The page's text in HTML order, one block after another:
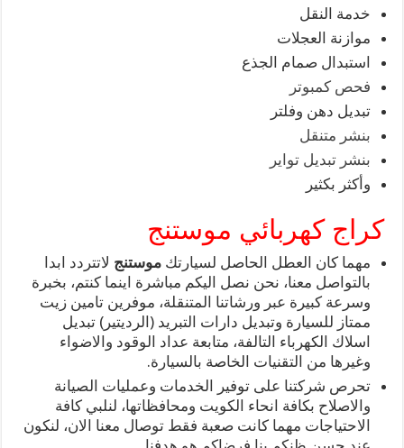
خدمة النقل
موازنة العجلات
استبدال صمام الجذع
فحص كمبوتر
تبديل دهن وفلتر
بنشر متنقل
بنشر تبديل تواير
وأكثر بكثير
كراج كهربائي موستنج
مهما كان العطل الحاصل لسيارتك موستنج لاتتردد ابدا
بالتواصل معنا، نحن نصل اليكم مباشرة اينما كنتم، بخبرة
وسرعة كبيرة عبر ورشاتنا المتنقلة، موفرين تامين زيت
ممتاز للسيارة وتبديل دارات التبريد (الرديتير) تبديل
اسلاك الكهرباء التالفة، متابعة عداد الوقود والاضواء
وغيرها من التقنيات الخاصة بالسيارة.
تحرص شركتنا على توفير الخدمات وعمليات الصيانة
والاصلاح بكافة انحاء الكويت ومحافظاتها، لنلبي كافة
الاحتياجات مهما كانت صعبة فقط توصال معنا الان، لنكون